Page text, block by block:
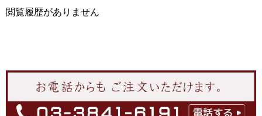
閲覧履歴がありません